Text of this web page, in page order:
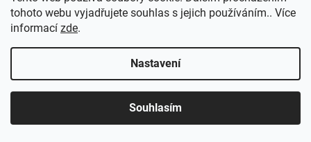
tohoto webu vyjadřujete souhlas s jejich používáním.. Více
informací zde.
Nastavení
Souhlasím